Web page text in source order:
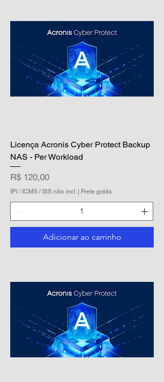
Licença Acronis Cyber Protect Backup
NAS - Per Workload
Preço
R$ 120,00
IPI / ICMS / ISS não incl.| Frete grátis
Adicionar ao carrinho